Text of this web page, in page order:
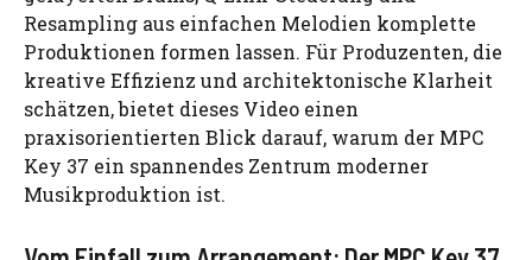
Resampling aus einfachen Melodien komplette
Produktionen formen lassen. Für Produzenten, die
kreative Effizienz und architektonische Klarheit
schätzen, bietet dieses Video einen
praxisorientierten Blick darauf, warum der MPC
Key 37 ein spannendes Zentrum moderner
Musikproduktion ist.